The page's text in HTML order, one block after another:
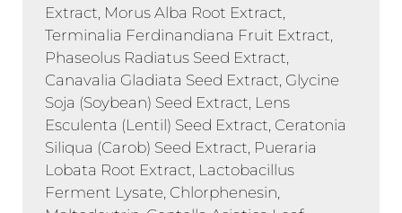
Extract, Morus Alba Root Extract,
Terminalia Ferdinandiana Fruit Extract,
Phaseolus Radiatus Seed Extract,
Canavalia Gladiata Seed Extract, Glycine
Soja (Soybean) Seed Extract, Lens
Esculenta (Lentil) Seed Extract, Ceratonia
Siliqua (Carob) Seed Extract, Pueraria
Lobata Root Extract, Lactobacillus
Ferment Lysate, Chlorphenesin,